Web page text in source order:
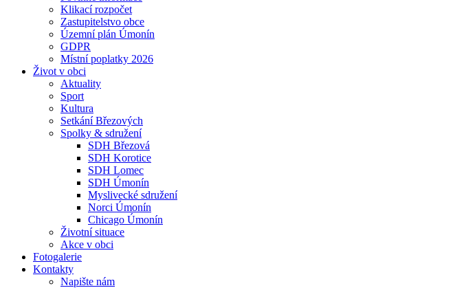
Klikací rozpočet
Zastupitelstvo obce
Územní plán Úmonín
GDPR
Místní poplatky 2026
Život v obci
Aktuality
Sport
Kultura
Setkání Březových
Spolky & sdružení
SDH Březová
SDH Korotice
SDH Lomec
SDH Úmonín
Myslivecké sdružení
Norci Úmonín
Chicago Úmonín
Životní situace
Akce v obci
Fotogalerie
Kontakty
Napište nám